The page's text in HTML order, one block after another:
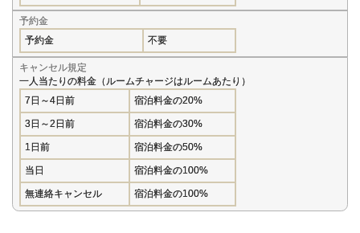
予約金
予約金
不要
キャンセル規定
一人当たりの料金（ルームチャージはルームあたり）
7日～4日前
宿泊料金の20%
3日～2日前 宿泊料金の30%
1日前 宿泊料金の50%
当日 宿泊料金の100%
無連絡キャンセル 宿泊料金の100%